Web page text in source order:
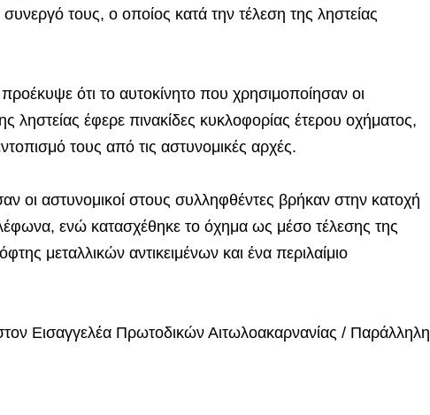
τους, ο οποίος κατά την τέλεση της ληστείας
ότι το αυτοκίνητο που χρησιμοποίησαν οι
ληστείας έφερε πινακίδες κυκλοφορίας έτερου οχήματος,
τους από τις αστυνομικές αρχές.
οι αστυνομικοί στους συλληφθέντες βρήκαν στην κατοχή
ενώ κατασχέθηκε το όχημα ως μέσο τέλεσης της
μεταλλικών αντικειμένων και ένα περιλαίμιο
Εισαγγελέα Πρωτοδικών Αιτωλοακαρνανίας / Παράλληλη